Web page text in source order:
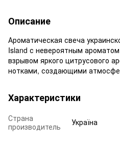
Описание
Ароматическая свеча
Island с невероятным
взрывом яркого цитрусового
нотками, создающими
Характеристики
Страна
производитель
Україна